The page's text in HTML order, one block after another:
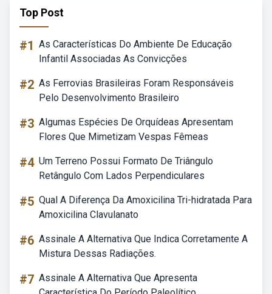
Top Post
#1 As Características Do Ambiente De Educação
Infantil Associadas As Convicções
#2 As Ferrovias Brasileiras Foram Responsáveis
Pelo Desenvolvimento Brasileiro
#3 Algumas Espécies De Orquídeas Apresentam
Flores Que Mimetizam Vespas Fêmeas
#4 Um Terreno Possui Formato De Triângulo
Retângulo Com Lados Perpendiculares
#5 Qual A Diferença Da Amoxicilina Tri-hidratada Para
Amoxicilina Clavulanato
#6 Assinale A Alternativa Que Indica Corretamente A
Mistura Dessas Radiações.
#7 Assinale A Alternativa Que Apresenta